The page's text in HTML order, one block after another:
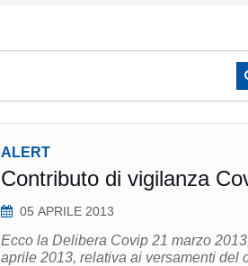
ALERT
Contributo di vigilanza
05 APRILE 2013
Ecco la Delibera Covip 21 marzo
aprile 2013, relativa ai versamenti del